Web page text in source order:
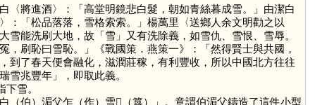
〈將進酒〉：「高堂明鏡悲白髮，朝如青絲暮成雪。」由潔白
：「松品落落，雪格索索。」楊萬里〈送鄉人余文明勸之以
雪能洗刷大地，故「雪」又有洗除義，如雪仇、雪恨、雪辱。
，刷恥曰雪恥。」《戰國策．燕策一》：「然得賢士與共國，
到了春天便會融化，滋潤莊稼，有利豐收，所以中國北方往往
雪兆豐年」，即取此義。
雪。
（伯）湄父乍（作）雪𣪕（簋）」。意謂伯湄父鑄造了這件小型